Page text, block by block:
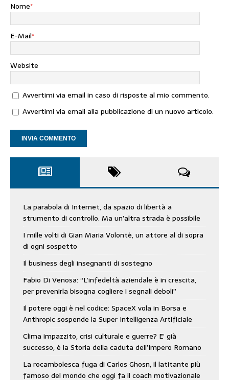
Nome*
E-Mail*
Website
Avvertimi via email in caso di risposte al mio commento.
Avvertimi via email alla pubblicazione di un nuovo articolo.
La parabola di Internet, da spazio di libertà a
strumento di controllo. Ma un’altra strada è possibile
I mille volti di Gian Maria Volontè, un attore al di sopra
di ogni sospetto
Il business degli insegnanti di sostegno
Fabio Di Venosa: “L’infedeltà aziendale è in crescita,
per prevenirla bisogna cogliere i segnali deboli”
Il potere oggi è nel codice: SpaceX vola in Borsa e
Anthropic sospende la Super Intelligenza Artificiale
Clima impazzito, crisi culturale e guerre? E’ già
successo, è la Storia della caduta dell’Impero Romano
La rocambolesca fuga di Carlos Ghosn, il latitante più
famoso del mondo che oggi fa il coach motivazionale